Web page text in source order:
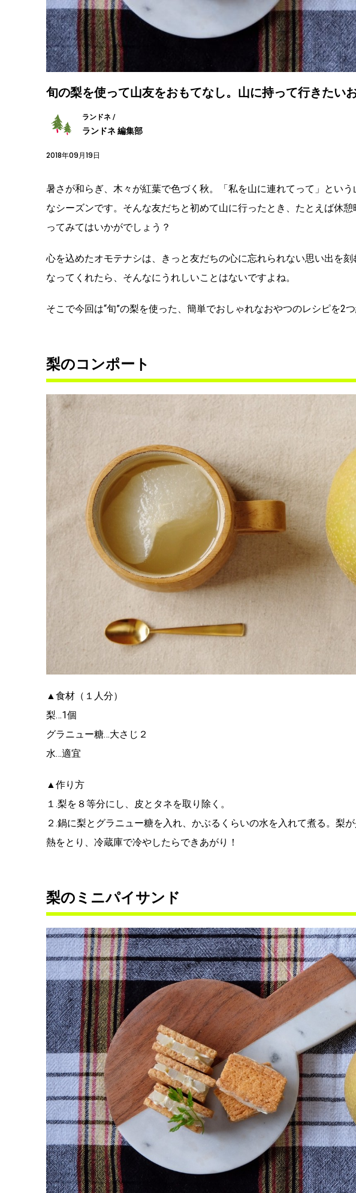
旬の梨を使って山友をおもてなし。山に持って行きたい
ランドネ /
ランドネ 編集部
2018年09月19日
暑さが和らぎ、木々が紅葉で色づく秋。「私を山に連れてって」とい
なシーズンです。そんな友だちと初めて山に行ったとき、たとえば休
ってみてはいかがでしょう？
心を込めたオモテナシは、きっと友だちの心に忘れられない思い出を
なってくれたら、そんなにうれしいことはないですよね。
そこで今回は“旬”の梨を使った、簡単でおしゃれなおやつのレシピを2つ
梨のコンポート
▲食材（１人分）
梨…1個
グラニュー糖…大さじ２
水…適宜
▲作り方
１.梨を８等分にし、皮とタネを取り除く。
２.鍋に梨とグラニュー糖を入れ、かぶるくらいの水を入れて煮る。梨
熱をとり、冷蔵庫で冷やしたらできあがり！
梨のミニパイサンド